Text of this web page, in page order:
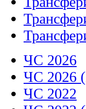
ЧС 2026
ЧС 2026
ЧС 2022